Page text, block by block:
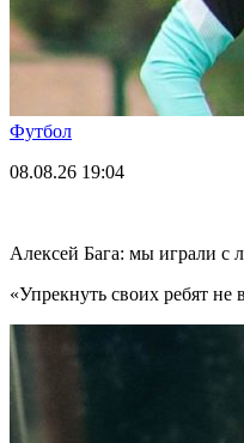
Футбол
08.08.26 19:04
Алексей Бага: мы играли с
«Упрекнуть своих ребят не